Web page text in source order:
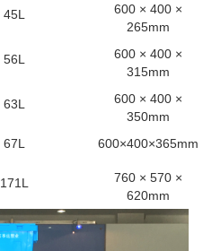
45L
600 × 400 ×
265mm
56L
600 × 400 ×
315mm
63L
600 × 400 ×
350mm
67L 600×400×365mm
171L
760 × 570 ×
620mm